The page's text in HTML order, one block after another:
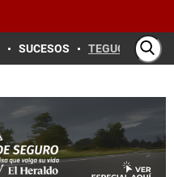
SUCESOS TEGUCIGALPA